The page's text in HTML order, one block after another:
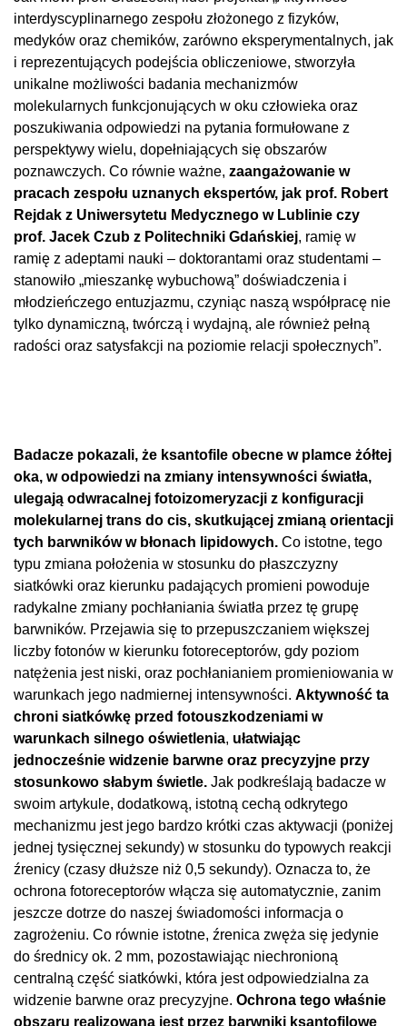
interdyscyplinarnego zespołu złożonego z fizyków,
medyków oraz chemików, zarówno eksperymentalnych, jak
i reprezentujących podejścia obliczeniowe, stworzyła
unikalne możliwości badania mechanizmów
molekularnych funkcjonujących w oku człowieka oraz
poszukiwania odpowiedzi na pytania formułowane z
perspektywy wielu, dopełniających się obszarów
poznawczych. Co równie ważne, zaangażowanie w
pracach zespołu uznanych ekspertów, jak prof. Robert
Rejdak z Uniwersytetu Medycznego w Lublinie czy
prof. Jacek Czub z Politechniki Gdańskiej, ramię w
ramię z adeptami nauki – doktorantami oraz studentami –
stanowiło „mieszankę wybuchową” doświadczenia i
młodzieńczego entuzjazmu, czyniąc naszą współpracę nie
tylko dynamiczną, twórczą i wydajną, ale również pełną
radości oraz satysfakcji na poziomie relacji społecznych”.
Badacze pokazali, że ksantofile obecne w plamce żółtej
oka, w odpowiedzi na zmiany intensywności światła,
ulegają odwracalnej fotoizomeryzacji z konfiguracji
molekularnej trans do cis, skutkującej zmianą orientacji
tych barwników w błonach lipidowych. Co istotne, tego
typu zmiana położenia w stosunku do płaszczyzny
siatkówki oraz kierunku padających promieni powoduje
radykalne zmiany pochłaniania światła przez tę grupę
barwników. Przejawia się to przepuszczaniem większej
liczby fotonów w kierunku fotoreceptorów, gdy poziom
natężenia jest niski, oraz pochłanianiem promieniowania w
warunkach jego nadmiernej intensywności. Aktywność ta
chroni siatkówkę przed fotouszkodzeniami w
warunkach silnego oświetlenia, ułatwiając
jednocześnie widzenie barwne oraz precyzyjne przy
stosunkowo słabym świetle. Jak podkreślają badacze w
swoim artykule, dodatkową, istotną cechą odkrytego
mechanizmu jest jego bardzo krótki czas aktywacji (poniżej
jednej tysięcznej sekundy) w stosunku do typowych reakcji
źrenicy (czasy dłuższe niż 0,5 sekundy). Oznacza to, że
ochrona fotoreceptorów włącza się automatycznie, zanim
jeszcze dotrze do naszej świadomości informacja o
zagrożeniu. Co równie istotne, źrenica zwęża się jedynie
do średnicy ok. 2 mm, pozostawiając niechronioną
centralną część siatkówki, która jest odpowiedzialna za
widzenie barwne oraz precyzyjne. Ochrona tego właśnie
obszaru realizowana jest przez barwniki ksantofilowe